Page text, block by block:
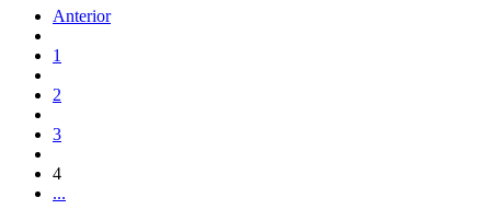
Anterior
1
2
3
4
...